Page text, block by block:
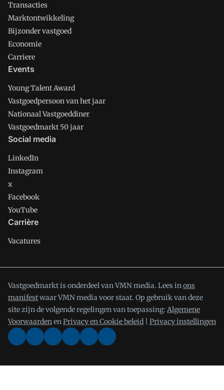
Transacties
Marktontwikkeling
Bijzonder vastgoed
Economie
Carriere
Events
Young Talent Award
Vastgoedpersoon van het jaar
Nationaal Vastgoeddiner
Vastgoedmarkt 50 jaar
Social media
LinkedIn
Instagram
x
Facebook
YouTube
Carrière
Vacatures
Vastgoedmarkt is onderdeel van VMN media. Lees inons
manifestwaar VMN media voor staat. Op gebruik van deze
site zijn de volgende regelingen van toepassing: Algemene
VoorwaardenenPrivacy en Cookie beleid Privacy instellingen